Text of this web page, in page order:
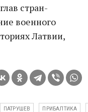
стран-
военного
Латвии,
ПАТРУШЕВ ПРИБАЛТИКА